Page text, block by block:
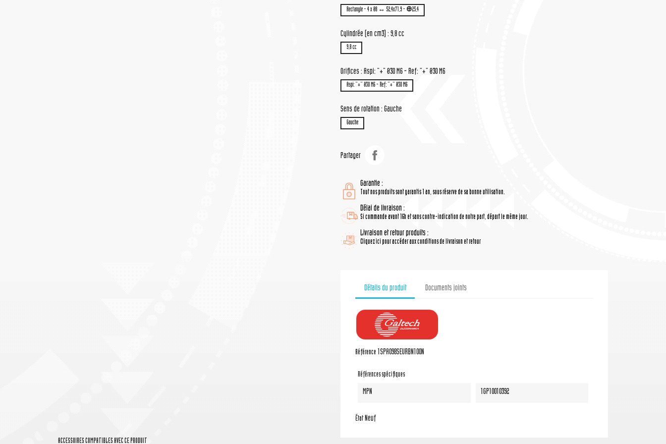
Rectangle - 4 x Ø8 ↔ 52,4x71,9 - Ꚛ25,4
Cylindrée (en cm3) : 9,8 cc
9,8 cc
Orifices : Aspi: "+" Ø30 M6 - Ref: "+" Ø30 M6
Aspi: "+" Ø30 M6 - Ref: "+" Ø30 M6
Sens de rotation : Gauche
Gauche
Partager
Garantie :
Tout nos produits sont garantis 1 an, sous réserve de sa bonne utilisation.
Délai de livraison :
Si commande avant 16h et sans contre-indication de notre part, départ le même jour.
Livraison et retour produits :
Cliquez ici pour accéder aux conditions de livraison et retour
Détails du produit Documents joints
Référence 1SPA098SEURBN100N
Références spécifiques
MPN 1GP10010392
ÉtatNeuf
ACCESSOIRES COMPATIBLES AVEC CE PRODUIT